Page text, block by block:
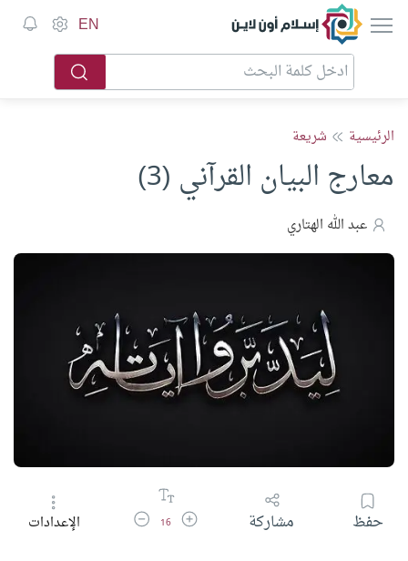
إسلام أون لاين EN
الرئيسية شريعة
معارج البيان القرآني (3)
عبد الله الهتاري
حفظ مشاركة زيادة حجم الخط
16 تقليل حجم الخطالإعدادات